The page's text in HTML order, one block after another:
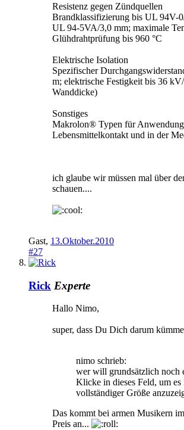
Resistenz gegen Zündquellen
Brandklassifizierung bis UL 94V-
UL 94-5VA/3,0 mm; maximale
Glühdrahtprüfung bis 960 °C
Elektrische Isolation
Spezifischer
m; elektrische Festigkeit bis 36
Wanddicke)
Sonstiges
Makrolon® Typen für
Lebensmittelkontakt und in der
ich glaube wir müssen mal über
schauen....
Gast, 13.Oktober.2010
#27
Rick Experte
Hallo Nimo,
super, dass Du Dich darum
nimo schrieb:
wer will grundsätzlich noch
Klicke in dieses Feld, um es
vollständiger Größe
Das kommt bei armen Musikern
Preis an...